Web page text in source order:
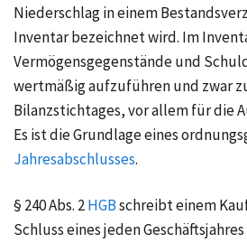
Niederschlag in einem
Inventar bezeichnet wird. Im
Vermögensgegenstände und
wertmäßig aufzuführen und zwar
Bilanzstichtages, vor allem für die
Es ist die Grundlage eines
Jahresabschlusses.
§ 240 Abs. 2HGBschreibt einem
Schluss eines jeden